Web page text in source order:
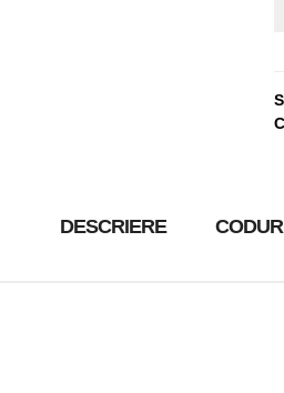
DESCRIERE